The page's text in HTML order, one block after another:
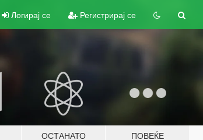
Логирај се Регистрирај се
ОСТАНАТО ПОВЕЌЕ